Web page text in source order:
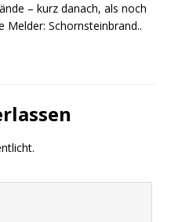
– kurz danach, als noch
Melder: Schornsteinbrand..